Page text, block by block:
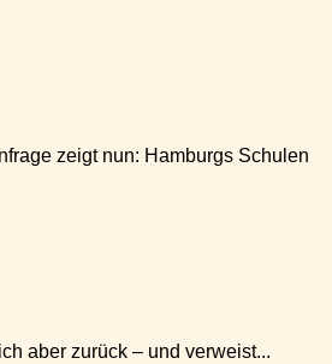
zeigt nun: Hamburgs Schulen
aber zurück – und verweist...